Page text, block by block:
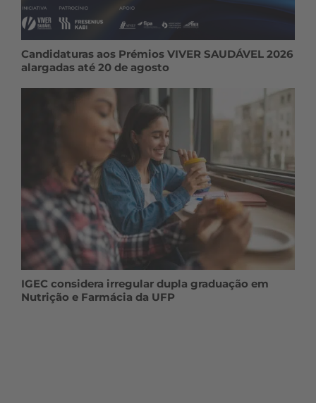
Candidaturas aos Prémios VIVER SAUDÁVEL 2026
alargadas até 20 de agosto
IGEC considera irregular dupla graduação em
Nutrição e Farmácia da UFP